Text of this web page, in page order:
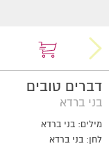
דברים טובים
בני ברדא
מילים: בני ברדא
לחן: בני ברדא